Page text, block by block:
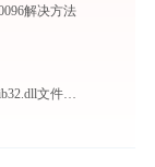
解决方法
万能五笔设置向导 WnWizard.exe提示缺少duilib32.dll文件的解决办法